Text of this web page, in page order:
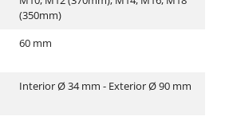
(350mm)
60 mm
Interior Ø 34 mm - Exterior Ø 90 mm